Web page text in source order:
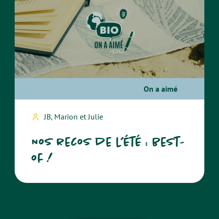
On a aimé
JB, Marion et Julie
Nos recos de l’été : best-
of !